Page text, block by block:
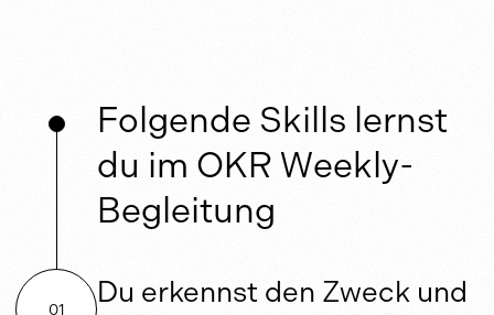
Folgende Skills lernst
du im OKR Weekly-
Begleitung
01
Du erkennst den Zweck und